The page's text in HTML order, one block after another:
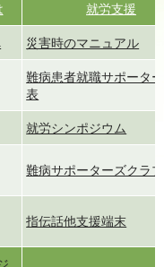
就労支援
災害時のマニュアル
難病患者就職サポータ
表
就労シンポジウム
難病サポーターズクラブ
指伝話他支援端末